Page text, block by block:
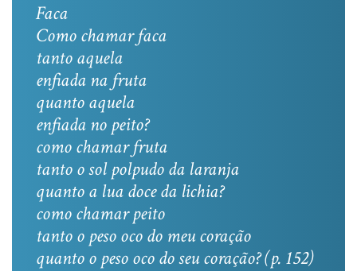
Faca
Como chamar faca
tanto aquela
enfiada na fruta
quanto aquela
enfiada no peito?
como chamar fruta
tanto o sol polpudo da laranja
quanto a lua doce da lichia?
como chamar peito
tanto o peso oco do meu coração
quanto o peso oco do seu coração? (p. 152)